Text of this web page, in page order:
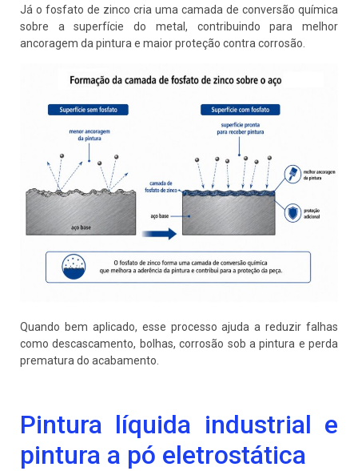
Já o fosfato de zinco cria uma camada de conversão química
sobre a superfície do metal, contribuindo para melhor
ancoragem da pintura e maior proteção contra corrosão.
Quando bem aplicado, esse processo ajuda a reduzir falhas
como descascamento, bolhas, corrosão sob a pintura e perda
prematura do acabamento.
Pintura líquida industrial e
pintura a pó eletrostática